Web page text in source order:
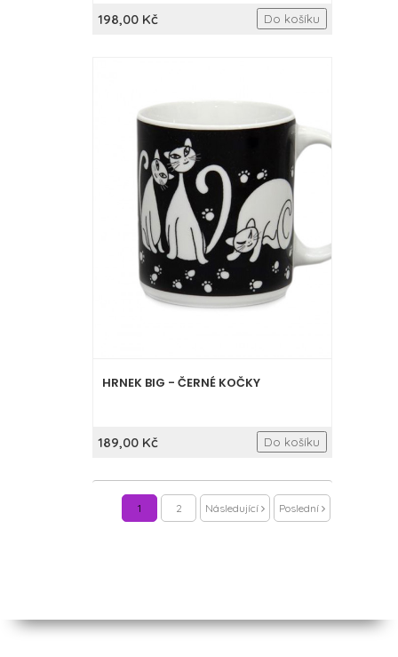
198,00 Kč Do košíku
HRNEK BIG - ČERNÉ KOČKY
189,00 Kč Do košíku
1 2 Následující Poslední